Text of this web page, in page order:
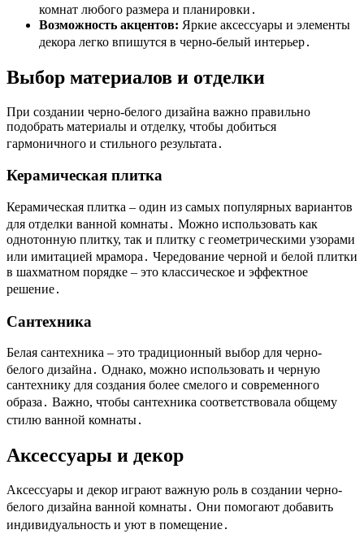
комнат любого размера и планировки․
Возможность акцентов: Яркие аксессуары и элементы
декора легко впишутся в черно-белый интерьер․
Выбор материалов и отделки
При создании черно-белого дизайна важно правильно
подобрать материалы и отделку, чтобы добиться
гармоничного и стильного результата․
Керамическая плитка
Керамическая плитка – один из самых популярных вариантов
для отделки ванной комнаты․ Можно использовать как
однотонную плитку, так и плитку с геометрическими узорами
или имитацией мрамора․ Чередование черной и белой плитки
в шахматном порядке – это классическое и эффектное
решение․
Сантехника
Белая сантехника – это традиционный выбор для черно-
белого дизайна․ Однако, можно использовать и черную
сантехнику для создания более смелого и современного
образа․ Важно, чтобы сантехника соответствовала общему
стилю ванной комнаты․
Аксессуары и декор
Аксессуары и декор играют важную роль в создании черно-
белого дизайна ванной комнаты․ Они помогают добавить
индивидуальность и уют в помещение․